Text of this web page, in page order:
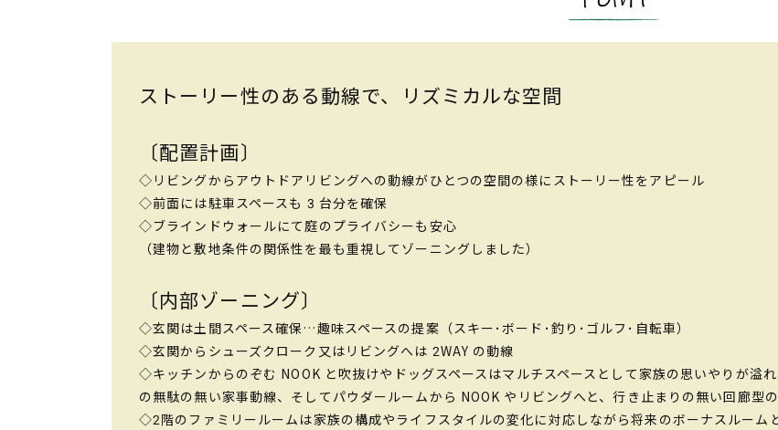
ストーリー性のある動線で、リズミカルな空間
〔配置計画〕
◇リビングからアウトドアリビングへの動線がひとつの空間の様にストーリー性をアピール
◇前面には駐車スペースも 3 台分を確保
◇ブラインドウォールにて庭のプライバシーも安心
（建物と敷地条件の関係性を最も重視してゾーニングしました）
〔内部ゾーニング〕
◇玄関は土間スペース確保…趣味スペースの提案（スキー･ボード･釣り･ゴルフ･自転車）
◇玄関からシューズクローク又はリビングへは 2WAY の動線
◇キッチンからのぞむ NOOK と吹抜けやドッグスペースはマルチスペースとして家族の思いやりが溢
の無駄の無い家事動線、そしてパウダールームから NOOK やリビングへと、行き止まりの無い回廊型
◇2階のファミリールームは家族の構成やライフスタイルの変化に対応しながら将来のボーナスルーム